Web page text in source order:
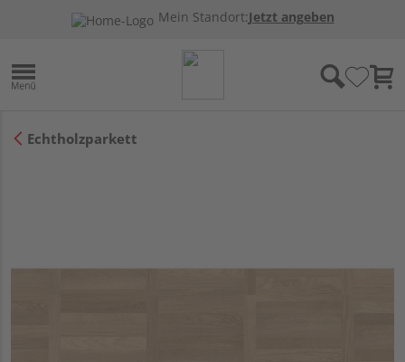
Mein Standort:Jetzt angeben
Echtholzparkett